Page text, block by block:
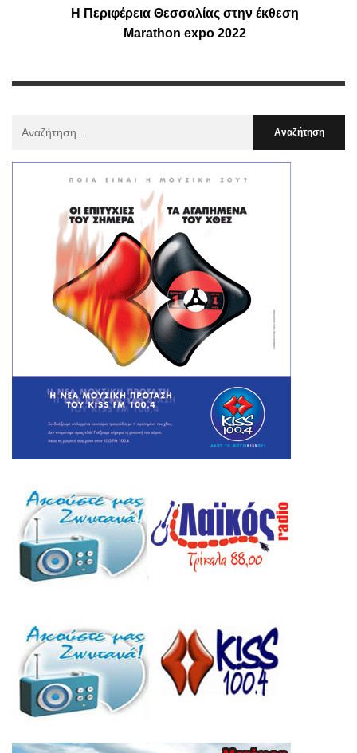
Η Περιφέρεια Θεσσαλίας στην έκθεση
Marathon expo 2022
: